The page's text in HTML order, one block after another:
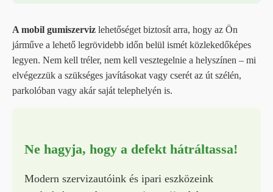
A mobil gumiszerviz lehetőséget biztosít arra, hogy az Ön
járműve a lehető legrövidebb időn belül ismét közlekedőképes
legyen. Nem kell tréler, nem kell vesztegelnie a helyszínen – mi
elvégezzük a szükséges javításokat vagy cserét az út szélén,
parkolóban vagy akár saját telephelyén is.
Ne hagyja, hogy a defekt hátráltassa!
Modern szervizautóink és ipari eszközeink